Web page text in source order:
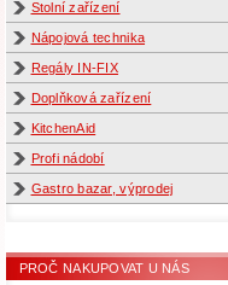
Stolní zařízení
Nápojová technika
Regály IN-FIX
Doplňková zařízení
KitchenAid
Profi nádobí
Gastro bazar, výprodej
PROČ NAKUPOVAT U NÁS